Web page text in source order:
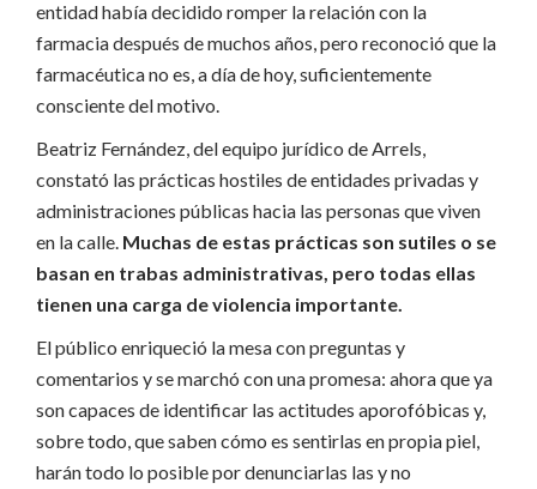
entidad había decidido romper la relación con la
farmacia después de muchos años, pero reconoció que la
farmacéutica no es, a día de hoy, suficientemente
consciente del motivo.
Beatriz Fernández, del equipo jurídico de Arrels,
constató las prácticas hostiles de entidades privadas y
administraciones públicas hacia las personas que viven
en la calle. Muchas de estas prácticas son sutiles o se
basan en trabas administrativas, pero todas ellas
tienen una carga de violencia importante.
El público enriqueció la mesa con preguntas y
comentarios y se marchó con una promesa: ahora que ya
son capaces de identificar las actitudes aporofóbicas y,
sobre todo, que saben cómo es sentirlas en propia piel,
harán todo lo posible por denunciarlas las y no